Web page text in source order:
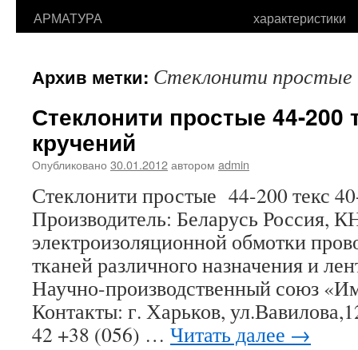
АРМАТУРА
характеристики
Архив метки: Стеклонити простые
Стеклонити простые 44-200
кручений
Опубликовано 30.01.2012автором admin
Стеклонити простые 44-200
Производитель: Беларусь Россия,
электроизоляционной обмотки
тканей различного назначения и
Научно-производственный союз
Контакты: г. Харьков,
42 +38 (056) … Читать далее →